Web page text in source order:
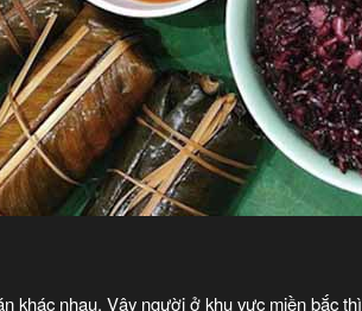
khác nhau. Vậy người ở khu vực miền bắc thì